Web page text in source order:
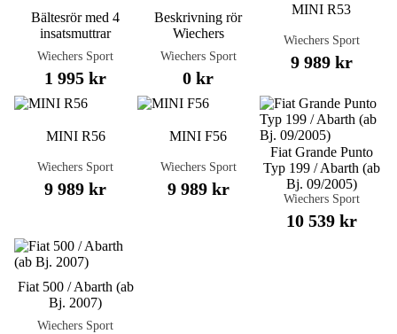
Bältesrör med 4
insatsmuttrar
Wiechers Sport
1 995 kr
Beskrivning rör
Wiechers
Wiechers Sport
0 kr
MINI R53
Wiechers Sport
9 989 kr
MINI R56
Wiechers Sport
9 989 kr
MINI F56
Wiechers Sport
9 989 kr
Fiat Grande Punto
Typ 199 / Abarth (ab
Bj. 09/2005)
Wiechers Sport
10 539 kr
Fiat 500 / Abarth (ab
Bj. 2007)
Wiechers Sport